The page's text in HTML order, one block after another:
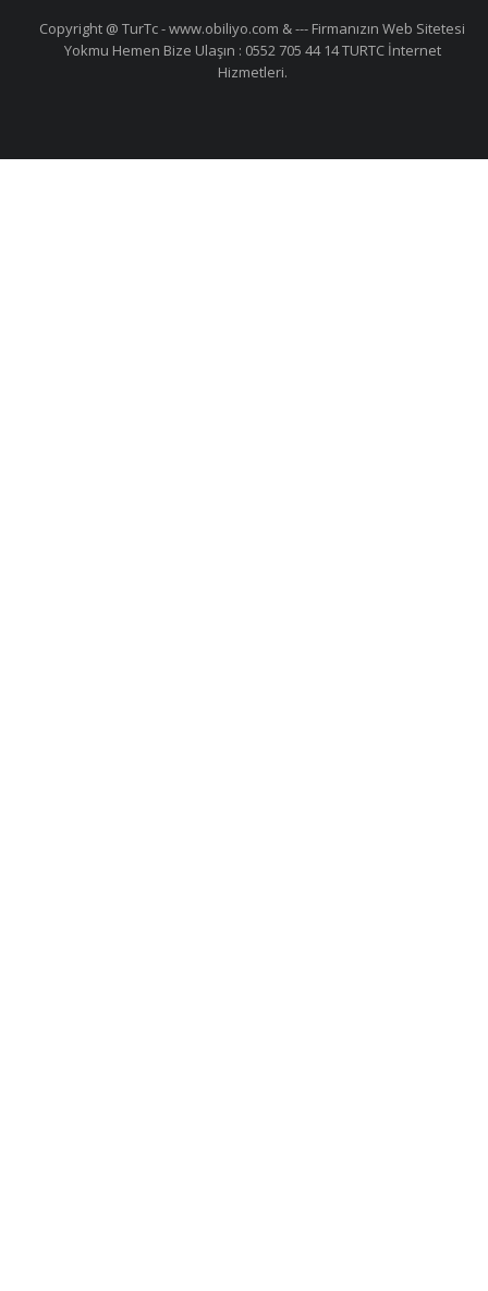
Copyright @ TurTc - www.obiliyo.com & --- Firmanızın Web Sitetesi
Yokmu Hemen Bize Ulaşın : 0552 705 44 14 TURTC İnternet
Hizmetleri.